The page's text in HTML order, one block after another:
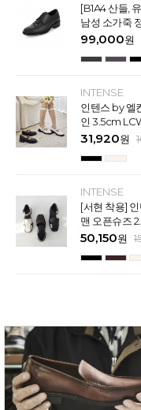
[B1A4 산들,
남성 소가죽
99,000원
INTENSE
인텐스 by 엘
인 3.5cm
31,920원
INTENSE
[서현 착용]
맨 오픈슈즈
50,150원